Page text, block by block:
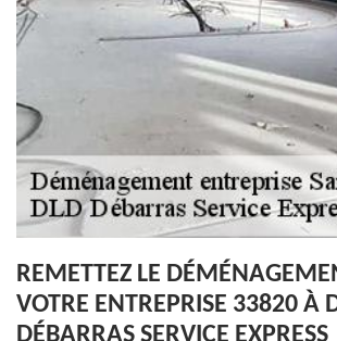
REMETTEZ LE
VOTRE ENTREPRISE 33820 À
DÉBARRAS SERVICE EXPRESS